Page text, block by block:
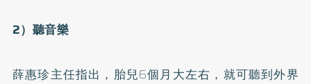
2）聽音樂
薛惠珍主任指出，胎兒6個月大左右，就可聽到外界